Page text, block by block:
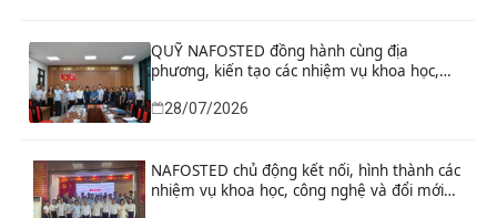
QUỸ NAFOSTED đồng hành cùng địa
phương, kiến tạo các nhiệm vụ khoa học,
phát triển thực tiễn
28/07/2026
NAFOSTED chủ động kết nối, hình thành các
nhiệm vụ khoa học, công nghệ và đổi mới